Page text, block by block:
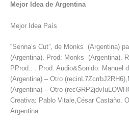
Mejor Idea de Argentina
Mejor Idea País
“Senna’s Cut”, de Monks (Argentina)
(Argentina). Prod: Monks (Argentina).
PProd.: . Prod. Audio&Sonido: Manuel
(Argentina) – Otro
(Argentina) – Otro
Creativa: Pablo Vitale,César Castaño.
Argentina.